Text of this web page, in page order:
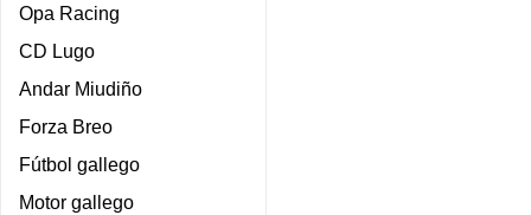
Opa Racing
CD Lugo
Andar Miudiño
Forza Breo
Fútbol gallego
Motor gallego